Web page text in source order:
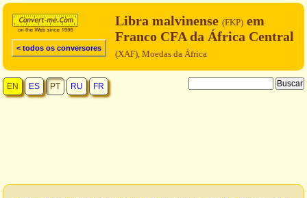
< todos os conversores
Libra malvinense (FKP) em
Franco CFA da África Central
(XAF), Moedas da África
EN ES PT RU FR